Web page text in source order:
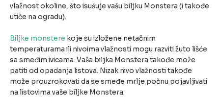
vlažnost okoline, što isušuje vašu biljku Monstera (i takođe
utiče na ogradu).
Biljke monstere koje su izložene netačnim
temperaturama ili nivoima vlažnosti mogu razviti žuto lišće
sa smeđim ivicama. Vaša biljka Monstera takođe može
patiti od opadanja listova. Nizak nivo vlažnosti takođe
može prouzrokovati da se smeđe mrlje počnu pojavljivati
na listovima vaše biljke Monstera.